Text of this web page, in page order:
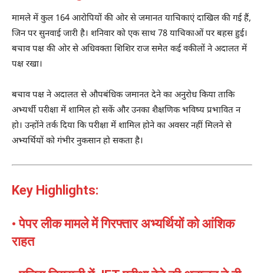
मामले में कुल 164 आरोपियों की ओर से जमानत याचिकाएं दाखिल की गई हैं,
जिन पर सुनवाई जारी है। शनिवार को एक साथ 78 याचिकाओं पर बहस हुई।
बचाव पक्ष की ओर से अधिवक्ता शिशिर राज समेत कई वकीलों ने अदालत में
पक्ष रखा।
बचाव पक्ष ने अदालत से औपबंधिक जमानत देने का अनुरोध किया ताकि
अभ्यर्थी परीक्षा में शामिल हो सकें और उनका शैक्षणिक भविष्य प्रभावित न
हो। उन्होंने तर्क दिया कि परीक्षा में शामिल होने का अवसर नहीं मिलने से
अभ्यर्थियों को गंभीर नुकसान हो सकता है।
Key Highlights:
• पेपर लीक मामले में गिरफ्तार अभ्यर्थियों को आंशिक
राहत